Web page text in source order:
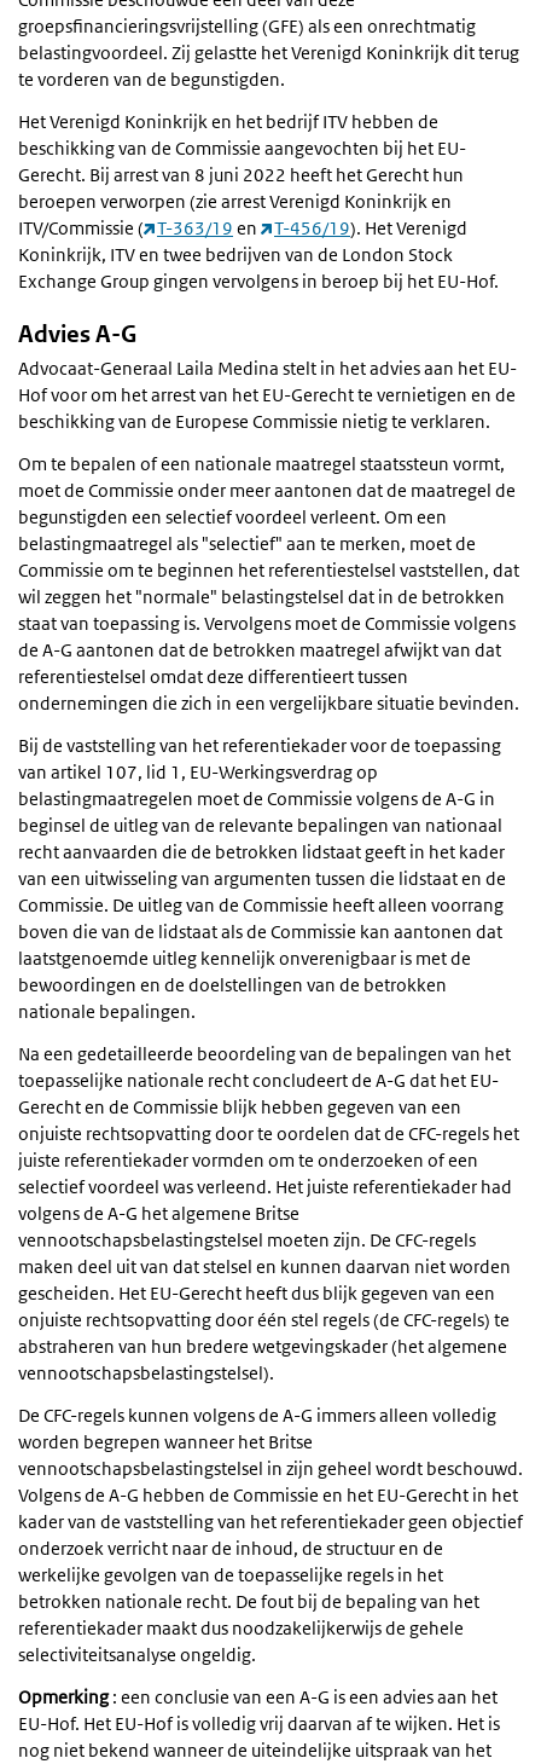
groepsfinancieringsvrijstelling (GFE) als een onrechtmatig
belastingvoordeel. Zij gelastte het Verenigd Koninkrijk dit terug
te vorderen van de begunstigden.
Het Verenigd Koninkrijk en het bedrijf ITV hebben de
beschikking van de Commissie aangevochten bij het EU-
Gerecht. Bij arrest van 8 juni 2022 heeft het Gerecht hun
beroepen verworpen (zie arrest Verenigd Koninkrijk en
ITV/Commissie (
T-363/19 en T-456/19). Het Verenigd
Koninkrijk, ITV en twee bedrijven van de London Stock
Exchange Group gingen vervolgens in beroep bij het EU-Hof.
Advies A-G
Advocaat-Generaal Laila Medina stelt in het advies aan het EU-
Hof voor om het arrest van het EU-Gerecht te vernietigen en de
beschikking van de Europese Commissie nietig te verklaren.
Om te bepalen of een nationale maatregel staatssteun vormt,
moet de Commissie onder meer aantonen dat de maatregel de
begunstigden een selectief voordeel verleent. Om een
belastingmaatregel als "selectief" aan te merken, moet de
Commissie om te beginnen het referentiestelsel vaststellen, dat
wil zeggen het "normale" belastingstelsel dat in de betrokken
staat van toepassing is. Vervolgens moet de Commissie volgens
de A-G aantonen dat de betrokken maatregel afwijkt van dat
referentiestelsel omdat deze differentieert tussen
ondernemingen die zich in een vergelijkbare situatie bevinden.
Bij de vaststelling van het referentiekader voor de toepassing
van artikel 107, lid 1, EU-Werkingsverdrag op
belastingmaatregelen moet de Commissie volgens de A-G in
beginsel de uitleg van de relevante bepalingen van nationaal
recht aanvaarden die de betrokken lidstaat geeft in het kader
van een uitwisseling van argumenten tussen die lidstaat en de
Commissie. De uitleg van de Commissie heeft alleen voorrang
boven die van de lidstaat als de Commissie kan aantonen dat
laatstgenoemde uitleg kennelijk onverenigbaar is met de
bewoordingen en de doelstellingen van de betrokken
nationale bepalingen.
Na een gedetailleerde beoordeling van de bepalingen van het
toepasselijke nationale recht concludeert de A-G dat het EU-
Gerecht en de Commissie blijk hebben gegeven van een
onjuiste rechtsopvatting door te oordelen dat de CFC-regels het
juiste referentiekader vormden om te onderzoeken of een
selectief voordeel was verleend. Het juiste referentiekader had
volgens de A-G het algemene Britse
vennootschapsbelastingstelsel moeten zijn. De CFC-regels
maken deel uit van dat stelsel en kunnen daarvan niet worden
gescheiden. Het EU-Gerecht heeft dus blijk gegeven van een
onjuiste rechtsopvatting door één stel regels (de CFC-regels) te
abstraheren van hun bredere wetgevingskader (het algemene
vennootschapsbelastingstelsel).
De CFC-regels kunnen volgens de A-G immers alleen volledig
worden begrepen wanneer het Britse
vennootschapsbelastingstelsel in zijn geheel wordt beschouwd.
Volgens de A-G hebben de Commissie en het EU-Gerecht in het
kader van de vaststelling van het referentiekader geen objectief
onderzoek verricht naar de inhoud, de structuur en de
werkelijke gevolgen van de toepasselijke regels in het
betrokken nationale recht. De fout bij de bepaling van het
referentiekader maakt dus noodzakelijkerwijs de gehele
selectiviteitsanalyse ongeldig.
Opmerking: een conclusie van een A-G is een advies aan het
EU-Hof. Het EU-Hof is volledig vrij daarvan af te wijken. Het is
nog niet bekend wanneer de uiteindelijke uitspraak van het